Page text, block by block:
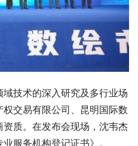
技术的深入研究及多行业场
交易有限公司、昆明国际数
质。在发布会现场，沈韦杰
服务机构登记证书》。